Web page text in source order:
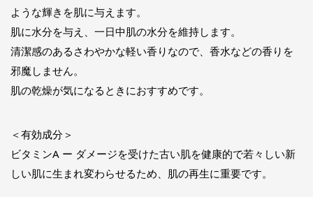
ような輝きを肌に与えます。
肌に水分を与え、一日中肌の水分を維持します。
清潔感のあるさわやかな軽い香りなので、香水などの香りを
邪魔しません。
肌の乾燥が気になるときにおすすめです。
＜有効成分＞
ビタミンA ー ダメージを受けた古い肌を健康的で若々しい新
しい肌に生まれ変わらせるため、肌の再生に重要です。